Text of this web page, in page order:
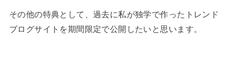
その他の特典として、過去に私が独学で作ったトレンド
ブログサイトを期間限定で公開したいと思います。